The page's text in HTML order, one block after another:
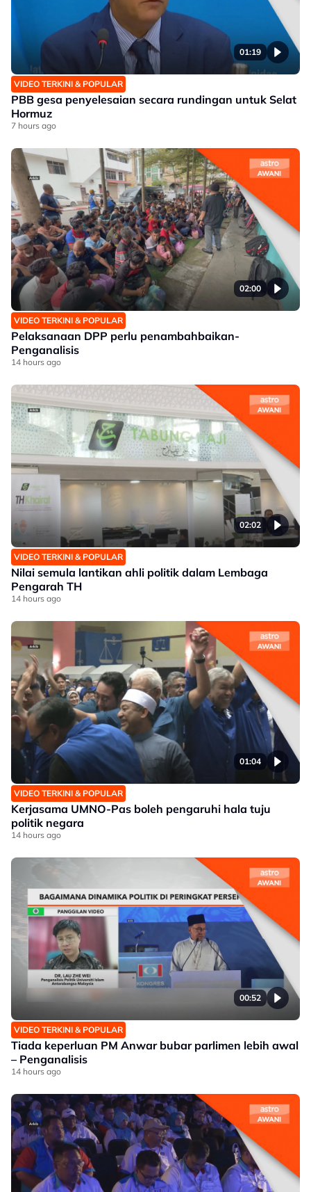
01:19
VIDEO TERKINI & POPULAR
PBB gesa penyelesaian secara rundingan untuk Selat
Hormuz
7 hours ago
02:00
VIDEO TERKINI & POPULAR
Pelaksanaan DPP perlu penambahbaikan-
Penganalisis
14 hours ago
02:02
VIDEO TERKINI & POPULAR
Nilai semula lantikan ahli politik dalam Lembaga
Pengarah TH
14 hours ago
01:04
VIDEO TERKINI & POPULAR
Kerjasama UMNO-Pas boleh pengaruhi hala tuju
politik negara
14 hours ago
00:52
VIDEO TERKINI & POPULAR
Tiada keperluan PM Anwar bubar parlimen lebih awal
– Penganalisis
14 hours ago